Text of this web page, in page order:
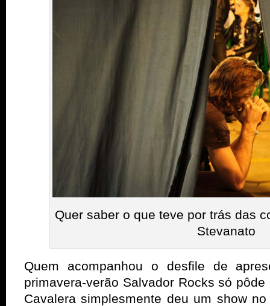
Quer saber o que teve por trás das
Stevanato
Quem acompanhou o desfile de
primavera-verão Salvador Rocks só
Cavalera simplesmente deu um show